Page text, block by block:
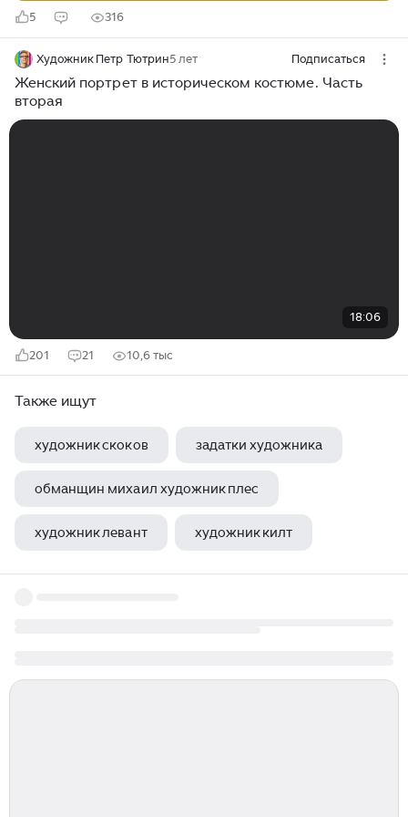
5 316
Художник Петр Тютрин5 лет Подписаться
Женский портрет в историческом костюме. Часть
вторая
18:06
201 21 10,6 тыс
Также ищут
художник скоков задатки художника
обманщин михаил художник плес
художник левант художник килт